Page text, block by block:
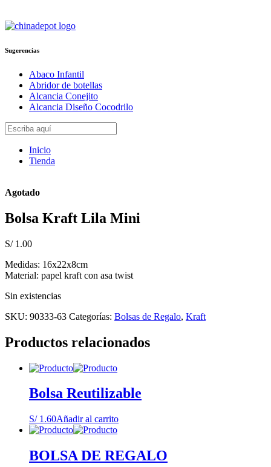
Sugerencias
Abaco Infantil
Abridor de botellas
Alcancia Conejito
Alcancia Diseño Cocodrilo
Inicio
Tienda
Agotado
Bolsa Kraft Lila Mini
S/1.00
Medidas: 16x22x8cm
Material: papel kraft con asa twist
Sin existencias
SKU: 90333-63 Categorías: Bolsas de Regalo, Kraft
Productos relacionados
Bolsa Reutilizable
S/1.60Añadir al carrito
BOLSA DE REGALO